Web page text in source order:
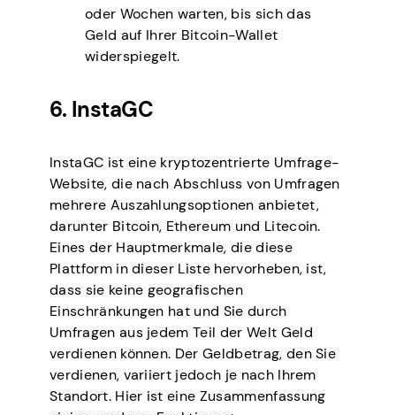
oder Wochen warten, bis sich das
Geld auf Ihrer Bitcoin-Wallet
widerspiegelt.
6. InstaGC
InstaGC ist eine kryptozentrierte Umfrage-
Website, die nach Abschluss von Umfragen
mehrere Auszahlungsoptionen anbietet,
darunter Bitcoin, Ethereum und Litecoin.
Eines der Hauptmerkmale, die diese
Plattform in dieser Liste hervorheben, ist,
dass sie keine geografischen
Einschränkungen hat und Sie durch
Umfragen aus jedem Teil der Welt Geld
verdienen können. Der Geldbetrag, den Sie
verdienen, variiert jedoch je nach Ihrem
Standort. Hier ist eine Zusammenfassung